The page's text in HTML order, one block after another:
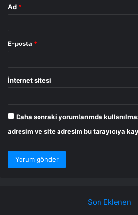
Ad *
E-posta *
İnternet sitesi
Daha sonraki yorumlarımda
adresim ve site adresim bu tarayıcıya
Son Eklenen